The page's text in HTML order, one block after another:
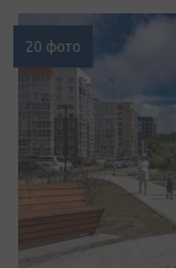
20 фото